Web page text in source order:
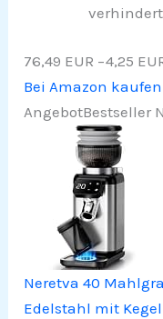
verhindert
76,49 EUR −4,25
Bei Amazon kaufen
AngebotBestseller
Neretva 40
Edelstahl mit